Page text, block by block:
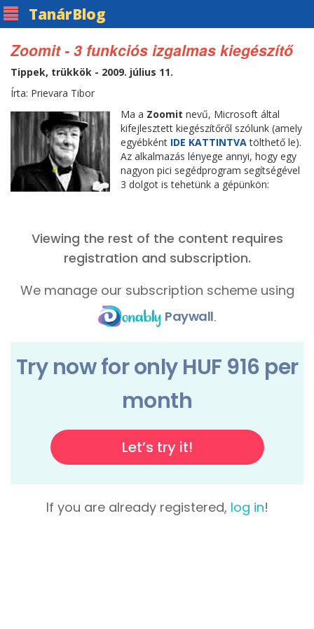
TanárBlog
Zoomit - 3 funkciós izgalmas kiegészítő
Tippek, trükkök - 2009. július 11.
Írta: Prievara Tibor
Ma a Zoomit nevű, Microsoft által
kifejlesztett kiegészítőről szólunk (amely
egyébként IDE KATTINTVAtölthető le).
Az alkalmazás lényege annyi, hogy egy
nagyon pici segédprogram segítségével
3 dolgot is tehetünk a gépünkön: